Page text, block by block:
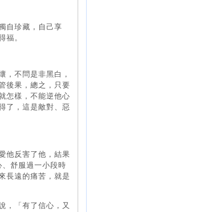
自珍藏，自己享
福。
，不問是非黑白，
後果，總之，只要
怎樣，不能逆他心
了，這是敵對、惡
他反害了他，結果
舒服過一小段時
長遠的痛苦，就是
，「有了信心，又